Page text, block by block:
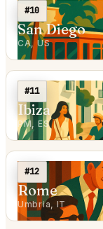
#10
San Diego
CA, US
#11
Ibiza
PM, ES
#12
Rome
Umbria, IT